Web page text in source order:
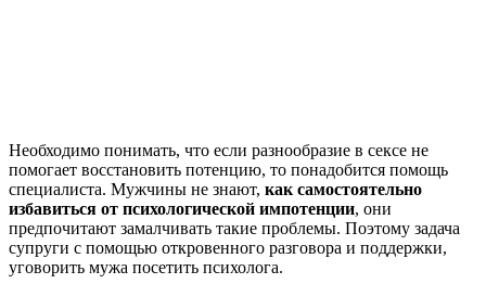
Необходимо понимать, что если разнообразие в сексе не
помогает восстановить потенцию, то понадобится помощь
специалиста. Мужчины не знают, как самостоятельно
избавиться от психологической импотенции, они
предпочитают замалчивать такие проблемы. Поэтому задача
супруги с помощью откровенного разговора и поддержки,
уговорить мужа посетить психолога.